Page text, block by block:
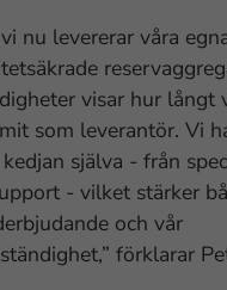
nu levererar våra
visar hur långt
som leverantör. Vi
själva - från
- vilket stärker
och vår
förklarar